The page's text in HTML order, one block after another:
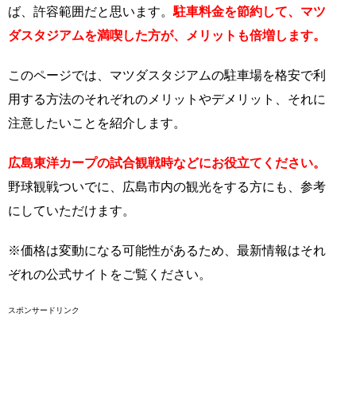
ば、許容範囲だと思います。 駐車料金を節約して、マツ
ダスタジアムを満喫した方が、メリットも倍増します。
このページでは、マツダスタジアムの駐車場を格安で利
用する方法のそれぞれのメリットやデメリット、それに
注意したいことを紹介します。
広島東洋カープの試合観戦時などにお役立てください。
野球観戦ついでに、広島市内の観光をする方にも、参考
にしていただけます。
※価格は変動になる可能性があるため、最新情報はそれ
ぞれの公式サイトをご覧ください。
スポンサードリンク